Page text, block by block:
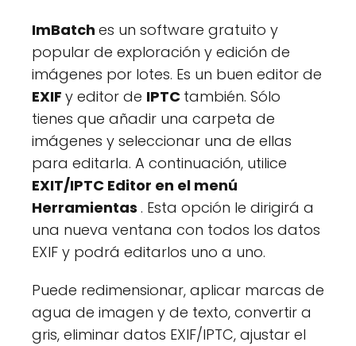
ImBatch es un software gratuito y
popular de exploración y edición de
imágenes por lotes. Es un buen editor de
EXIF y editor de IPTC también. Sólo
tienes que añadir una carpeta de
imágenes y seleccionar una de ellas
para editarla. A continuación, utilice
EXIT/IPTC Editor en el menú
Herramientas . Esta opción le dirigirá a
una nueva ventana con todos los datos
EXIF y podrá editarlos uno a uno.
Puede redimensionar, aplicar marcas de
agua de imagen y de texto, convertir a
gris, eliminar datos EXIF/IPTC, ajustar el